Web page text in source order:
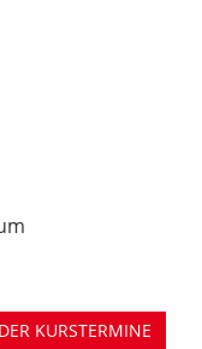
KURSTERMINE